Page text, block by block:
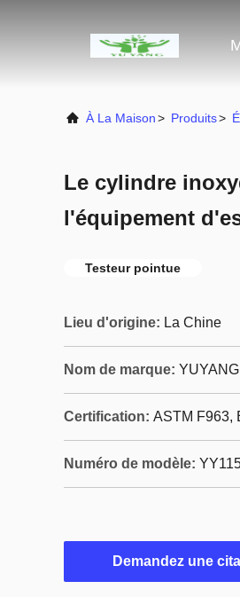
À La Maison> Produits>
Le cylindre
l'équipement
Testeur pointue
Lieu d'origine: La Chine
Nom de marque: YUYANG
Certification: ASTM F963,
Numéro de modèle:
Demandez une